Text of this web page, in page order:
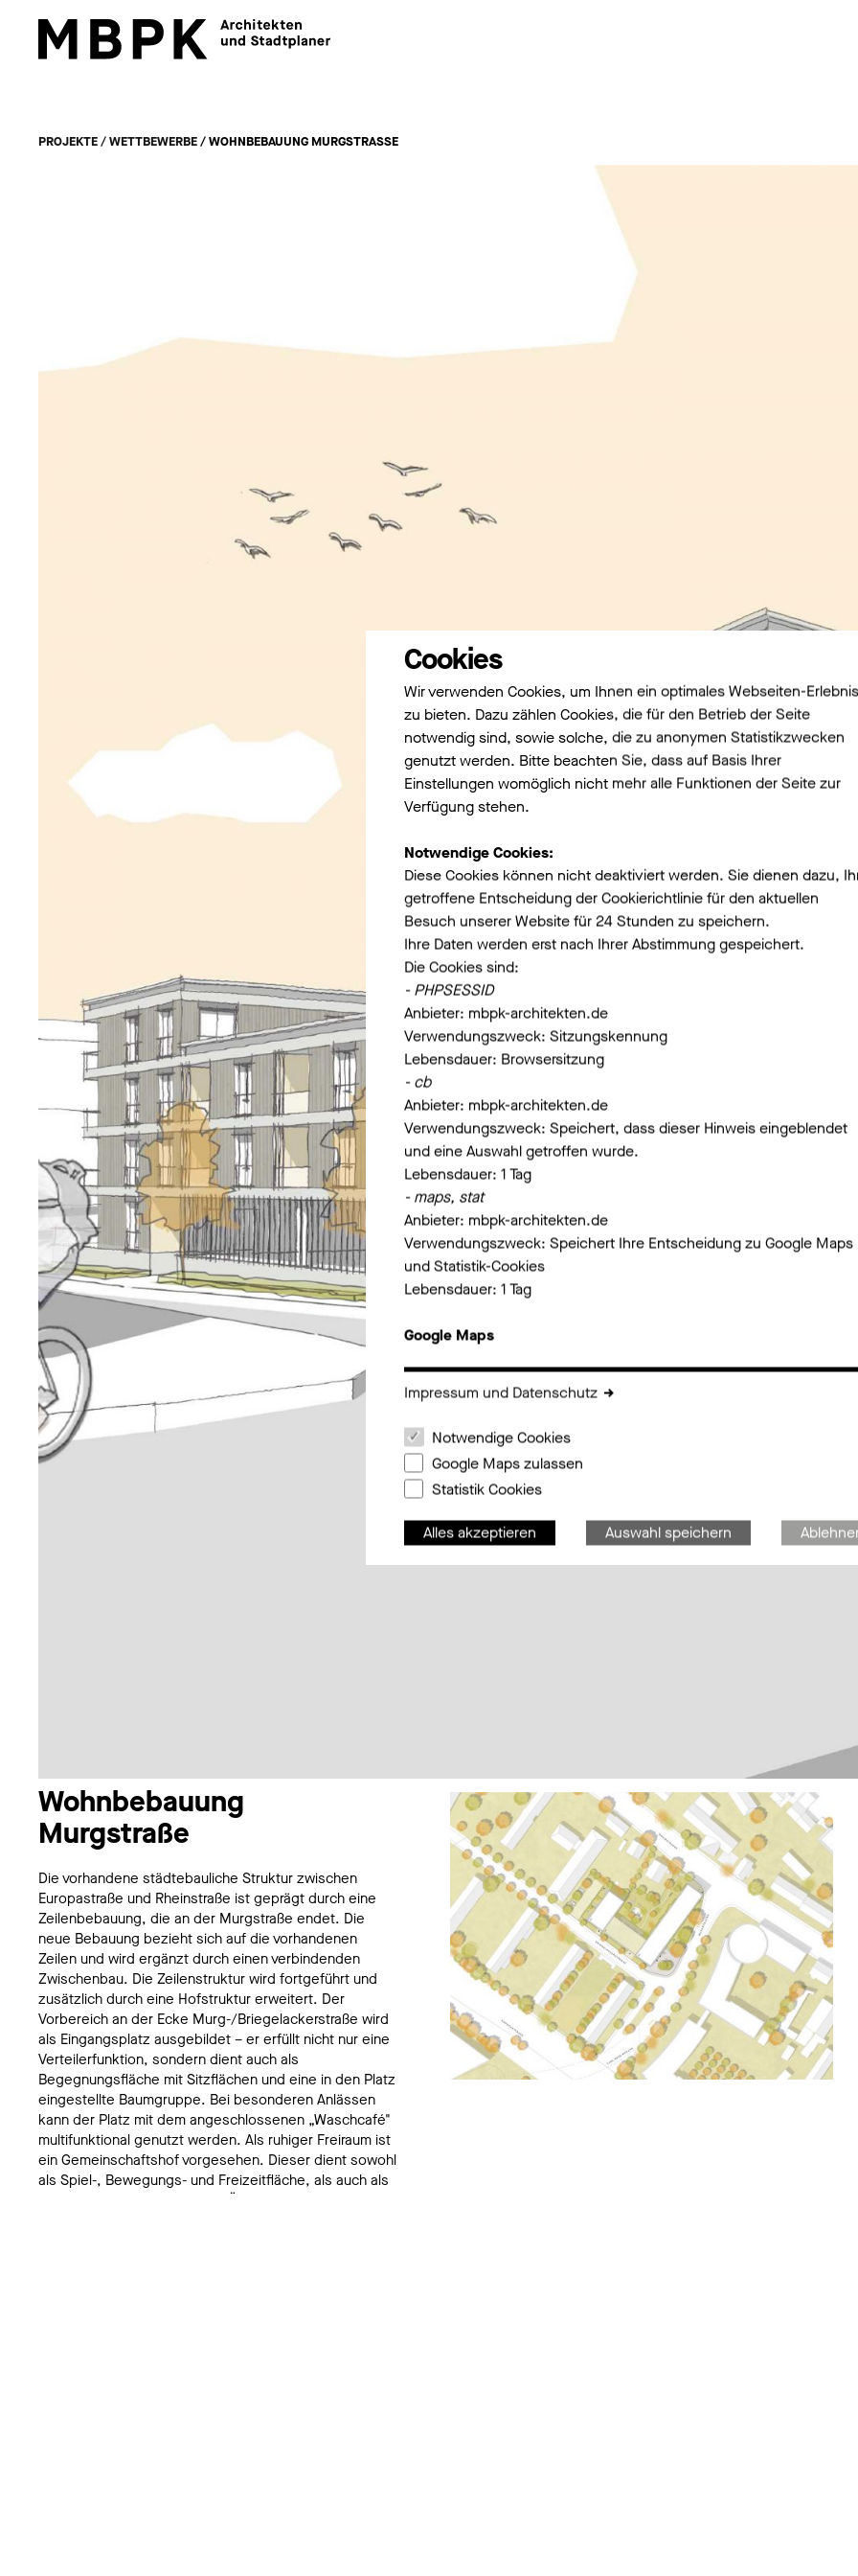
PROJEKTE/WETTBEWERBE/ WOHNBEBAUUNG MURGSTRASSE
Wohnbebauung
Murgstraße
Die vorhandene städtebauliche Struktur zwischen
Europastraße und Rheinstraße ist geprägt durch eine
Zeilenbebauung, die an der Murgstraße endet. Die
neue Bebauung bezieht sich auf die vorhandenen
Zeilen und wird ergänzt durch einen verbindenden
Zwischenbau. Die Zeilenstruktur wird fortgeführt und
zusätzlich durch eine Hofstruktur erweitert. Der
Vorbereich an der Ecke Murg-/Briegelackerstraße wird
als Eingangsplatz ausgebildet – er erfüllt nicht nur eine
Verteilerfunktion, sondern dient auch als
Begegnungsfläche mit Sitzflächen und eine in den Platz
eingestellte Baumgruppe. Bei besonderen Anlässen
kann der Platz mit dem angeschlossenen „Waschcafé"
multifunktional genutzt werden. Als ruhiger Freiraum ist
ein Gemeinschaftshof vorgesehen. Dieser dient sowohl
als Spiel-, Bewegungs- und Freizeitfläche, als auch als
Cookies
Wir verwenden Cookies, um Ihnen ein optimales Webseiten-Erlebnis
zu bieten. Dazu zählen Cookies, die für den Betrieb der Seite
notwendig sind, sowie solche, die zu anonymen Statistikzwecken
genutzt werden. Bitte beachten Sie, dass auf Basis Ihrer
Einstellungen womöglich nicht mehr alle Funktionen der Seite zur
Verfügung stehen.
Notwendige Cookies:
Diese Cookies können nicht deaktiviert werden. Sie dienen dazu,
getroffene Entscheidung der Cookierichtlinie für den aktuellen
Besuch unserer Website für 24 Stunden zu speichern.
Ihre Daten werden erst nach Ihrer Abstimmung gespeichert.
Die Cookies sind:
- PHPSESSID
Anbieter: mbpk-architekten.de
Verwendungszweck: Sitzungskennung
Lebensdauer: Browsersitzung
- cb
Anbieter: mbpk-architekten.de
Verwendungszweck: Speichert, dass dieser Hinweis eingeblendet
und eine Auswahl getroffen wurde.
Lebensdauer: 1 Tag
- maps, stat
Anbieter: mbpk-architekten.de
Verwendungszweck: Speichert Ihre Entscheidung zu Google Maps
und Statistik-Cookies
Lebensdauer: 1 Tag
Google Maps
Dabei werden keine Cookies gesetzt, aber es werden Daten von
zu maps.googleapis.com und maps.gstatic.com übertragen. Dazu
benötigen wir Ihre Zustimmung.
Impressum und Datenschutz
Notwendige Cookies
Google Maps zulassen
Statistik Cookies
Alles akzeptieren Auswahl speichern